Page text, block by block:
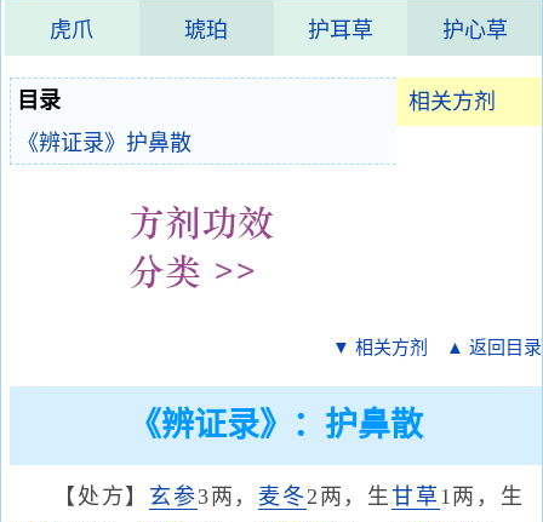
虎爪 琥珀 护耳草 护心草
相关方剂
目录
《辨证录》护鼻散
▼ 相关方剂 ▲ 返回目录
《辨证录》：护鼻散
【处方】 玄参3两， 麦冬2两，生甘草 1两，生